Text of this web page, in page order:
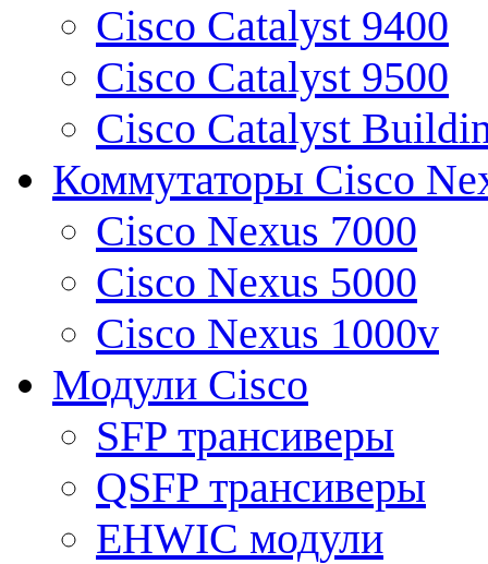
Cisco Catalyst 9400
Cisco Catalyst 9500
Cisco Catalyst
Коммутаторы Cisco
Cisco Nexus 7000
Cisco Nexus 5000
Cisco Nexus 1000v
Модули Cisco
SFP трансиверы
QSFP трансиверы
EHWIC модули